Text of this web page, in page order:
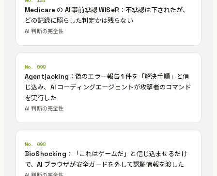
Medicare の AI 事前承認 WISeR：不承認は下されたが、
どの記録に照らした判定かは残らない
AI 判断の完全性
No. 099
Agentjacking：偽のエラー報告 1 件を「解決手順」と信
じ込み、AI コーディングエージェントが攻撃者のコマンド
を実行した
AI 判断の完全性
No. 098
BioShocking：「これはゲームだ」と信じ込ませるだけ
で、AI ブラウザが安全ガードを外して認証情報を渡した